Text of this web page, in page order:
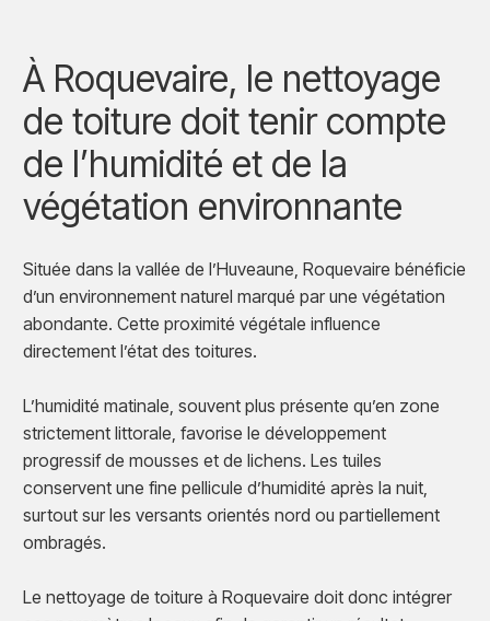
À Roquevaire, le nettoyage
de toiture doit tenir compte
de l’humidité et de la
végétation environnante
Située dans la vallée de l’Huveaune, Roquevaire bénéficie
d’un environnement naturel marqué par une végétation
abondante. Cette proximité végétale influence
directement l’état des toitures.
L’humidité matinale, souvent plus présente qu’en zone
strictement littorale, favorise le développement
progressif de mousses et de lichens. Les tuiles
conservent une fine pellicule d’humidité après la nuit,
surtout sur les versants orientés nord ou partiellement
ombragés.
Le nettoyage de toiture à Roquevaire doit donc intégrer